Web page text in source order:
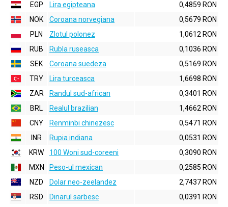
EGP
Lira egipteana
0,4859 RON
NOK
Coroana norvegiana
0,5679 RON
PLN
Zlotul polonez
1,0612 RON
RUB
Rubla ruseasca
0,1036 RON
SEK
Coroana suedeza
0,5169 RON
TRY
Lira turceasca
1,6698 RON
ZAR
Randul sud-african
0,3401 RON
BRL
Realul brazilian
1,4662 RON
CNY
Renminbi chinezesc
0,5471 RON
INR
Rupia indiana
0,0531 RON
KRW
100 Woni sud-coreeni
0,3090 RON
MXN
Peso-ul mexican
0,2585 RON
NZD
Dolar neo-zeelandez
2,7437 RON
RSD
Dinarul sarbesc
0,0391 RON